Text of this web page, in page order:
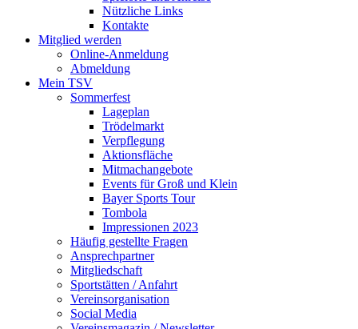
Nützliche Links
Kontakte
Mitglied werden
Online-Anmeldung
Abmeldung
Mein TSV
Sommerfest
Lageplan
Trödelmarkt
Verpflegung
Aktionsfläche
Mitmachangebote
Events für Groß und Klein
Bayer Sports Tour
Tombola
Impressionen 2023
Häufig gestellte Fragen
Ansprechpartner
Mitgliedschaft
Sportstätten / Anfahrt
Vereinsorganisation
Social Media